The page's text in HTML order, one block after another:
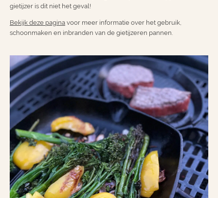
gietijzer is dit niet het geval!
Bekijk deze pagina voor meer informatie over het gebruik,
schoonmaken en inbranden van de gietijzeren pannen.